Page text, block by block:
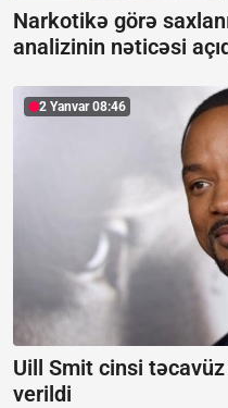
Narkotikə görə
analizinin nəticəsi
2 Yanvar 08:46
Uill Smit cinsi
verildi